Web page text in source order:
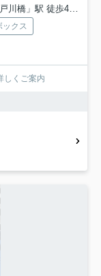
川橋」駅 徒歩4分
ックス
しくご案内